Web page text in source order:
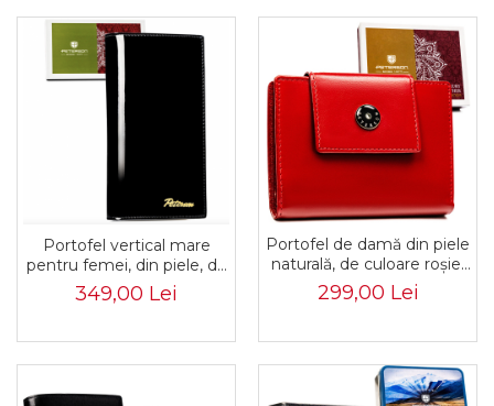
Portofel vertical mare
pentru femei, din piele, de
culoare neagră, cu
închidere magnetică -
421431-0629 B
349,00 Lei
Portofel de damă din piele
naturală, de culoare roșie,
cu închidere cu capsă -
Peterson PTR-PTN 70616-
299,00 Lei